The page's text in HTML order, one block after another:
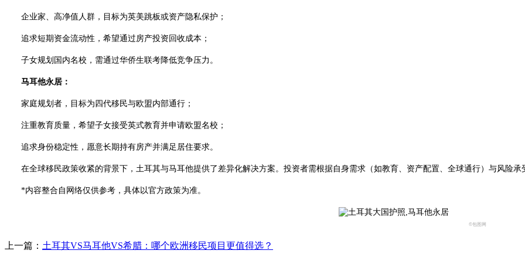
企业家、高净值人群，目标为英美跳板或资产隐私保护；
追求短期资金流动性，希望通过房产投资回收成本；
子女规划国内名校，需通过华侨生联考降低竞争压力。
马耳他永居：
家庭规划者，目标为四代移民与欧盟内部通行；
注重教育质量，希望子女接受英式教育并申请欧盟名校；
追求身份稳定性，愿意长期持有房产并满足居住要求。
在全球移民政策收紧的背景下，土耳其与马耳他提供了差异化解决方案。投资者需根据自身需求（如教育、资产配置、全球通行）与风险承
*内容整合自网络仅供参考，具体以官方政策为准。
©包图网
上一篇： 土耳其VS马耳他VS希腊：哪个欧洲移民项目更值得选？